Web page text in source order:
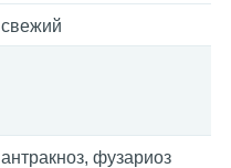
свежий
антракноз, фузариоз